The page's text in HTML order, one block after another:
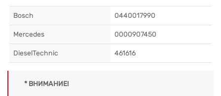
Bosch 0440017990
Mercedes 0000907450
DieselTechnic 461616
* ВНИМАНИЕ!